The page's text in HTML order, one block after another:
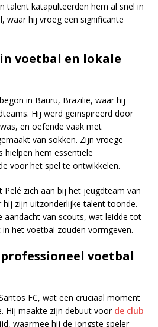
talent katapulteerden hem al snel in
waar hij vroeg een significante
voetbal en lokale
in Bauru, Brazilië, waar hij
Hij werd geïnspireerd door
en oefende vaak met
van sokken. Zijn vroege
hielpen hem essentiële
voor het spel te ontwikkelen.
zich aan bij het jeugdteam van
hij zijn uitzonderlijke talent toonde.
aandacht van scouts, wat leidde tot
het voetbal zouden vormgeven.
voetbal
FC, wat een cruciaal moment
Hij maakte zijn debuut voor de club
waarmee hij de jongste speler